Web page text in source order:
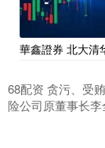
華鑫證券 北大清
68配资 贪污、受
险公司原董事长